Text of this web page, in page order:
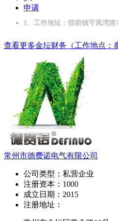
申请
1、工作地址：指前镇守凤湾
查看更多金坛财务（工作地点：
常州市德费诺电气有限公司
公司类型： 私营企业
注册资本： 1000
成立日期： 2015
注册地址：